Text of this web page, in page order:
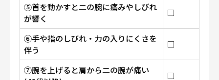
⑤首を動かすと二の腕に痛みやしびれ
が響く
□
⑥手や指のしびれ・力の入りにくさを
伴う
□
⑦腕を上げると肩から二の腕が痛い
□